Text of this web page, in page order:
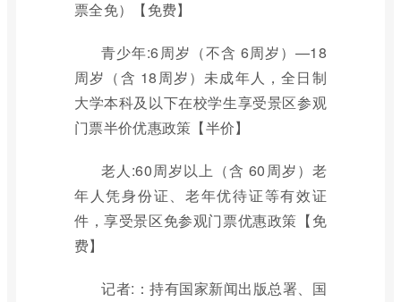
票全免）【免费】
青少年:6周岁（不含 6周岁）—18
周岁（含 18周岁）未成年人，全日制
大学本科及以下在校学生享受景区参观
门票半价优惠政策【半价】
老人:60周岁以上（含 60周岁）老
年人凭身份证、老年优待证等有效证
件，享受景区免参观门票优惠政策【免
费】
记者:：持有国家新闻出版总署、国